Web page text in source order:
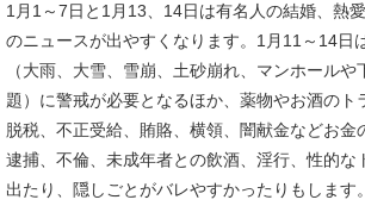
1月1～7日と1月13、14日は有名人の結婚、熱
のニュースが出やすくなります。1月11～14日
（大雨、大雪、雪崩、土砂崩れ、マンホールや
題）に警戒が必要となるほか、薬物やお酒のト
脱税、不正受給、賄賂、横領、闇献金などお金
逮捕、不倫、未成年者との飲酒、淫行、性的な
出たり、隠しごとがバレやすかったりもします。